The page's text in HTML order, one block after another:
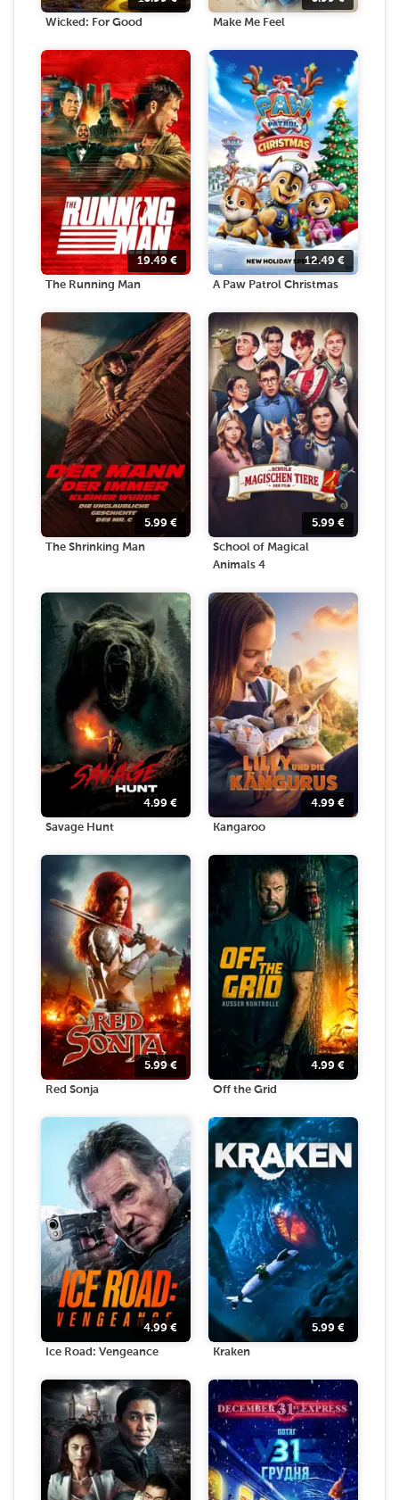
Wicked: For Good Make Me Feel
19.49 €
The Running Man
12.49 €
A Paw Patrol Christmas
5.99 €
The Shrinking Man
5.99 €
School of Magical
Animals 4
4.99 €
Savage Hunt
4.99 €
Kangaroo
5.99€
Red Sonja
4.99 €
Off the Grid
4.99€
Ice Road: Vengeance
5.99 €
Kraken